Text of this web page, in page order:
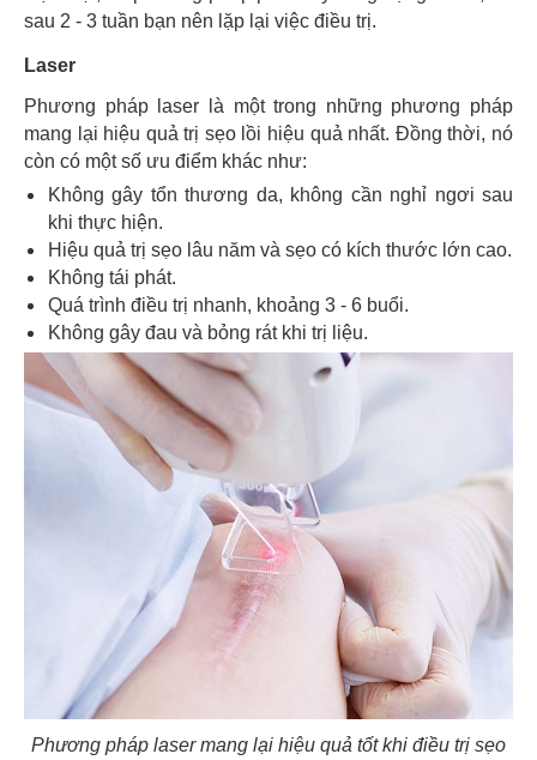
sau 2 - 3 tuần bạn nên lặp lại việc điều trị.
Laser
Phương pháp laser là một trong những phương pháp
mang lại hiệu quả trị sẹo lồi hiệu quả nhất. Đồng thời, nó
còn có một số ưu điểm khác như:
Không gây tổn thương da, không cần nghỉ ngơi sau
khi thực hiện.
Hiệu quả trị sẹo lâu năm và sẹo có kích thước lớn cao.
Không tái phát.
Quá trình điều trị nhanh, khoảng 3 - 6 buổi.
Không gây đau và bỏng rát khi trị liệu.
Phương pháp laser mang lại hiệu quả tốt khi điều trị sẹo